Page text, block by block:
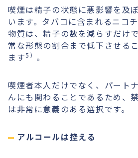
喫煙は精子の状態に悪影響を及
います。タバコに含まれるニコ
物質は、精子の数を減らすだけ
常な形態の割合まで低下させる
ます5） 。
喫煙者本人だけでなく、パート
んにも関わることであるため、
は非常に意義のある選択です。
アルコールは控える